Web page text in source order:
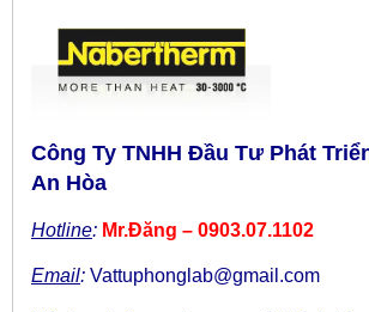
Công Ty TNHH Đầu Tư Phát
An Hòa
Hotline: Mr.Đăng – 0903.07.1102
Email: Vattuphonglab@gmail.com